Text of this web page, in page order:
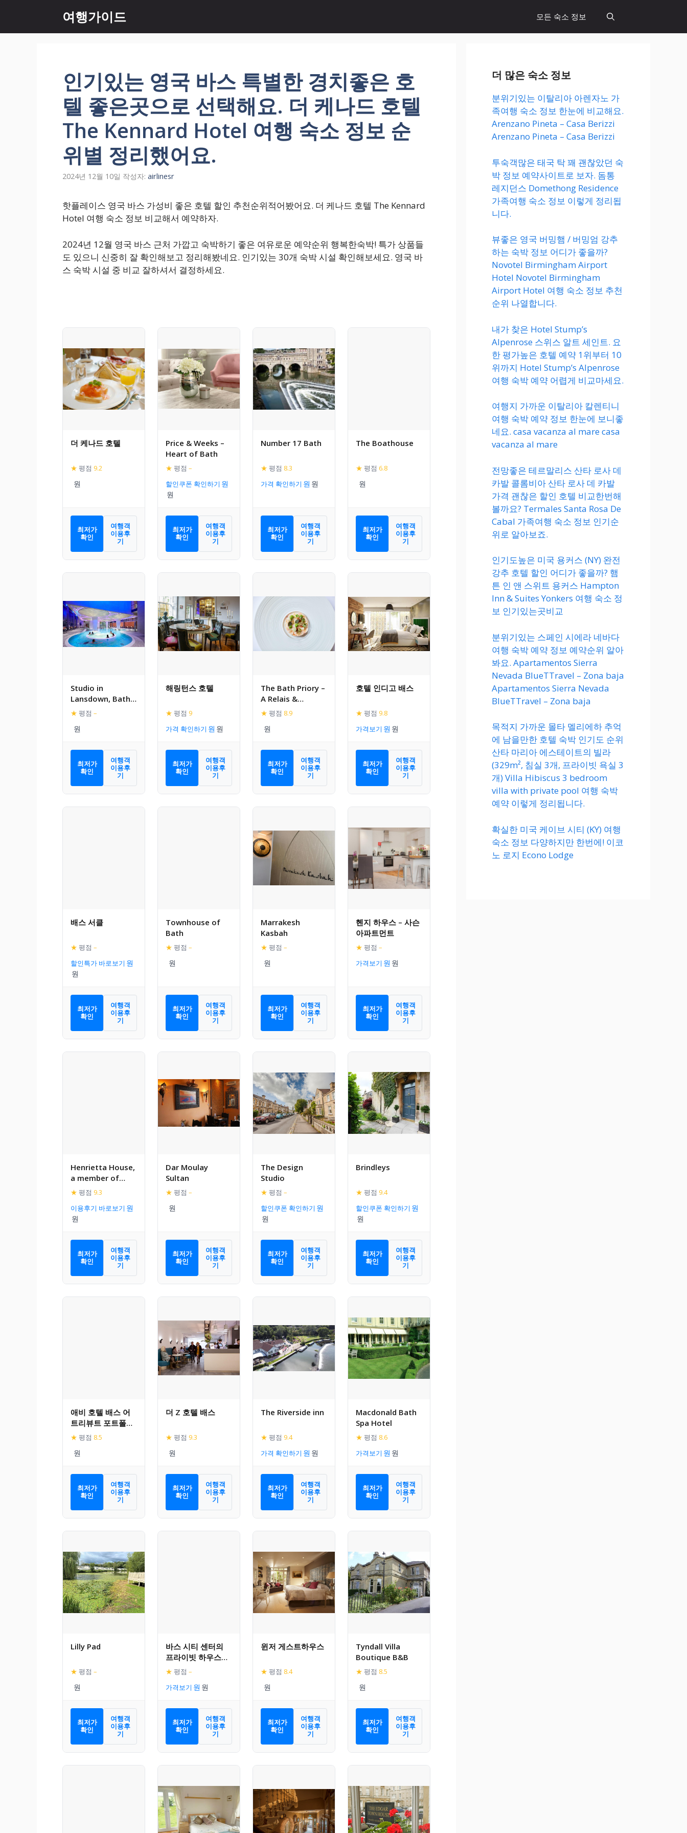
츠
여행가이드 모든 숙소 정보
인기있는 영국 바스 특별한 경치좋은 호
텔 좋은곳으로 선택해요. 더 케나드 호텔
The Kennard Hotel 여행 숙소 정보 순
위별 정리했어요.
2024년 12월 10일 작성자: airlinesr
핫플레이스 영국 바스 가성비 좋은 호텔 할인 추천순위적어봤어요. 더 케나드 호텔 The Kennard
Hotel 여행 숙소 정보 비교해서 예약하자.
2024년 12월 영국 바스 근처 가깝고 숙박하기 좋은 여유로운 예약순위 행복한숙박! 특가 상품들
도 있으니 신중히 잘 확인해보고 정리해봤네요. 인기있는 30개 숙박 시설 확인해보세요. 영국 바
스 숙박 시설 중 비교 잘하셔서 결정하세요.
더 케나드 호텔
★ 평점 9.2
최저가
확인
여행객
이용후
기
Price & Weeks –
Heart of Bath
★ 평점 –
할인쿠폰 확인하기
최저가
확인
여행객
이용후
기
Number 17 Bath
★ 평점 8.3
가격 확인하기
최저가
확인
여행객
이용후
기
The Boathouse
★ 평점 6.8
최저가
확인
여행객
이용후
기
Studio in
Lansdown, Bath
BA1
★ 평점 –
최저가
확인
여행객
이용후
기
해링턴스 호텔
★ 평점 9
가격 확인하기
최저가
확인
여행객
이용후
기
The Bath Priory –
A Relais &
Chateaux Hotel
★ 평점 8.9
최저가
확인
여행객
이용후
기
호텔 인디고 배스
★ 평점 9.8
가격보기
최저가
확인
여행객
이용후
기
배스 서클
★ 평점 –
할인특가 바로보기
최저가
확인
여행객
이용후
기
Townhouse of
Bath
★ 평점 –
최저가
확인
여행객
이용후
기
Marrakesh
Kasbah
★ 평점 –
최저가
확인
여행객
이용후
기
헨지 하우스 – 사슨
아파트먼트
★ 평점 –
가격보기
최저가
확인
여행객
이용후
기
Henrietta House,
a member of
Radisson
Individuals
★ 평점 9.3
이용후기 바로보기
최저가
확인
여행객
이용후
기
Dar Moulay
Sultan
★ 평점 –
최저가
확인
여행객
이용후
기
The Design
Studio
★ 평점 –
할인쿠폰 확인하기
최저가
확인
여행객
이용후
기
Brindleys
★ 평점 9.4
할인쿠폰 확인하기
최저가
확인
여행객
이용후
기
애비 호텔 배스 어
트리뷰트 포트폴리
오 호텔
★ 평점 8.5
최저가
확인
여행객
이용후
기
더 Z 호텔 배스
★ 평점 9.3
최저가
확인
여행객
이용후
기
The Riverside inn
★ 평점 9.4
가격 확인하기
최저가
확인
여행객
이용후
기
Macdonald Bath
Spa Hotel
★ 평점 8.6
가격보기
최저가
확인
여행객
이용후
기
Lilly Pad
★ 평점 –
최저가
확인
여행객
이용후
기
바스 시티 센터의
프라이빗 하우스
(0m², 침실 5개, 프
라이빗 욕실 1개)
★ 평점 –
가격보기
최저가
확인
여행객
이용후
기
윈저 게스트하우스
★ 평점 8.4
최저가
확인
여행객
이용후
기
Tyndall Villa
Boutique B&B
★ 평점 8.5
최저가
확인
여행객
이용후
기
더 많은 숙소 정보
분위기있는 이탈리아 아렌자노 가
족여행 숙소 정보 한눈에 비교해요.
Arenzano Pineta – Casa Berizzi
Arenzano Pineta – Casa Berizzi
투숙객많은 태국 탁 꽤 괜찮았던 숙
박 정보 예약사이트로 보자. 돔통
레지던스 Domethong Residence
가족여행 숙소 정보 이렇게 정리됩
니다.
뷰좋은 영국 버밍햄 / 버밍엄 강추
하는 숙박 정보 어디가 좋을까?
Novotel Birmingham Airport
Hotel Novotel Birmingham
Airport Hotel 여행 숙소 정보 추천
순위 나열합니다.
내가 찾은 Hotel Stump’s
Alpenrose 스위스 알트 세인트. 요
한 평가높은 호텔 예약 1위부터 10
위까지 Hotel Stump’s Alpenrose
여행 숙박 예약 어렵게 비교마세요.
여행지 가까운 이탈리아 칼렌티니
여행 숙박 예약 정보 한눈에 보니좋
네요. casa vacanza al mare casa
vacanza al mare
전망좋은 테르말리스 산타 로사 데
카발 콜롬비아 산타 로사 데 카발
가격 괜찮은 할인 호텔 비교한번해
볼까요? Termales Santa Rosa De
Cabal 가족여행 숙소 정보 인기순
위로 알아보죠.
인기도높은 미국 용커스 (NY) 완전
강추 호텔 할인 어디가 좋을까? 햄
튼 인 앤 스위트 용커스 Hampton
Inn & Suites Yonkers 여행 숙소 정
보 인기있는곳비교
분위기있는 스페인 시에라 네바다
여행 숙박 예약 정보 예약순위 알아
봐요. Apartamentos Sierra
Nevada BlueTTravel – Zona baja
Apartamentos Sierra Nevada
BlueTTravel – Zona baja
목적지 가까운 몰타 멜리에하 추억
에 남을만한 호텔 숙박 인기도 순위
산타 마리아 에스테이트의 빌라
(329m², 침실 3개, 프라이빗 욕실 3
개) Villa Hibiscus 3 bedroom
villa with private pool 여행 숙박
예약 이렇게 정리됩니다.
확실한 미국 케이브 시티 (KY) 여행
숙소 정보 다양하지만 한번에! 이코
노 로지 Econo Lodge